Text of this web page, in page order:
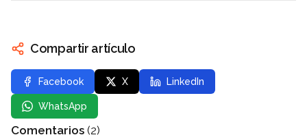
Compartir artículo
Facebook X LinkedIn
WhatsApp
Comentarios (2)